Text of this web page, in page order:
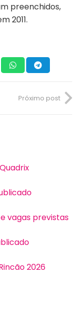
preenchidos,
2011.
Próximo post
vagas previstas
2026